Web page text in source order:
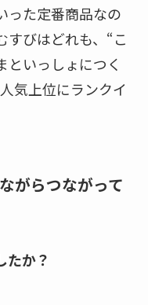
った定番商品なの
すびはどれも、“こ
といっしょにつく
気上位にランクイ
がらつながって
たか？